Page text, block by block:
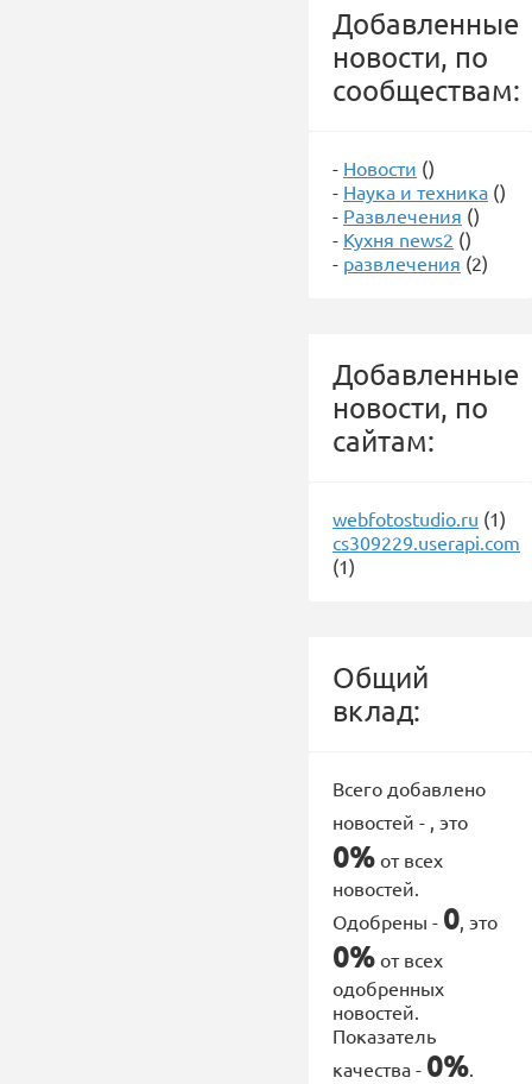
Добавленные
новости, по
сообществам:
- Новости ()
- Наука и техника ()
- Развлечения ()
- Кухня news2 ()
- развлечения (2)
Добавленные
новости, по
сайтам:
webfotostudio.ru (1)
cs309229.userapi.com
(1)
Общий
вклад:
Всего добавлено
новостей - , это
0% от всех
новостей.
Одобрены - 0, это
0% от всех
одобренных
новостей.
Показатель
качества - 0%.